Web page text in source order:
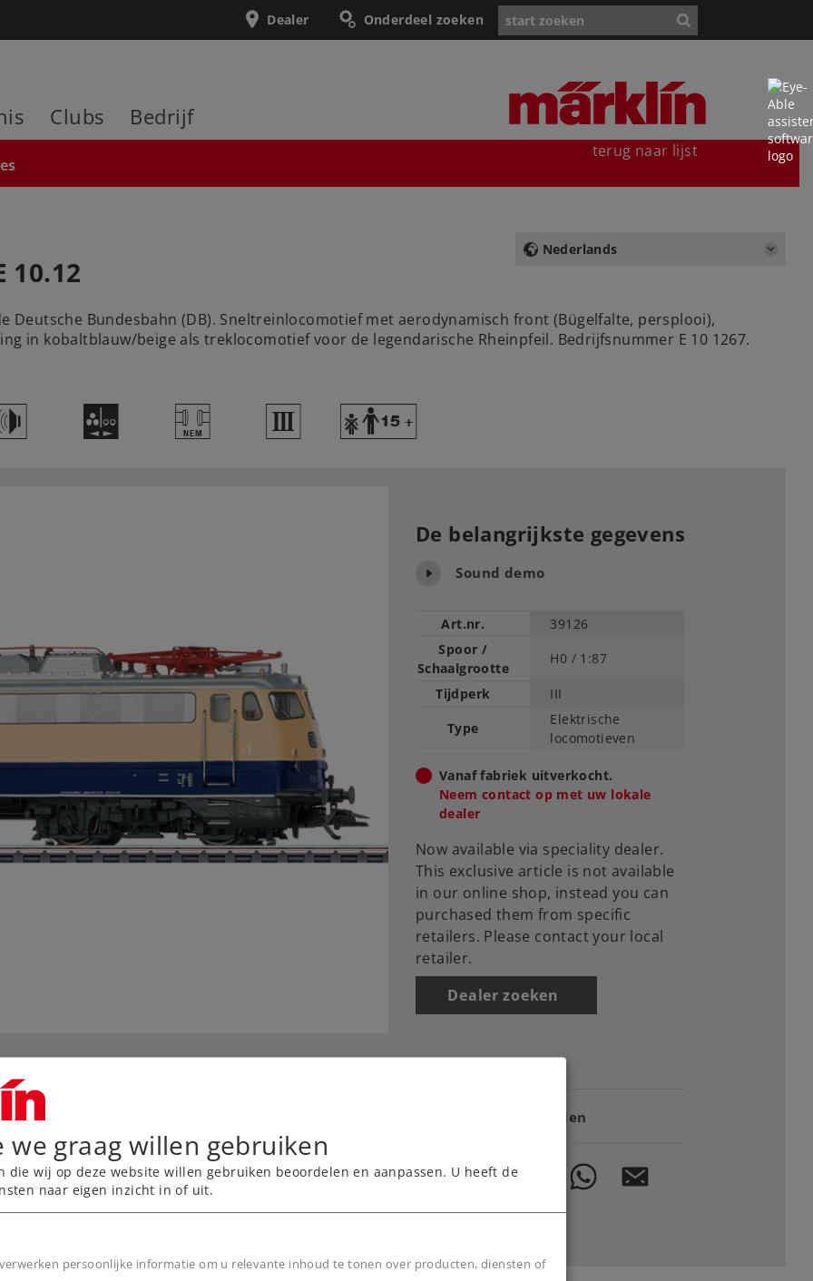
Onderdeel zoeken
Dealer
Clubs Bedrijf
terug naar lijst
Nederlands
10.12
Deutsche Bundesbahn (DB). Sneltreinlocomotief met aerodynamisch front (Bügelfalte, persplooi),
in kobaltblauw/beige als treklocomotief voor de legendarische Rheinpfeil. Bedrijfsnummer E 10 1267.
N T 3 Y
De belangrijkste gegevens
Sound demo
Art.nr.
39126
Spoor /
Schaalgrootte
H0 / 1:87
Tijdperk
III
Type
Elektrische
locomotieven
Vanaf fabriek uitverkocht.
Neem contact op met uw lokale
dealer
Now available via speciality dealer.
This exclusive article is not available
in our online shop, instead you can
purchased them from specific
retailers. Please contact your local
retailer.
Dealer zoeken
Onderdelen bestellen
we graag willen gebruiken
die wij op deze website willen gebruiken beoordelen en aanpassen. U heeft de
naar eigen inzicht in of uit.
persoonlijke informatie om u relevante inhoud te tonen over producten, diensten of